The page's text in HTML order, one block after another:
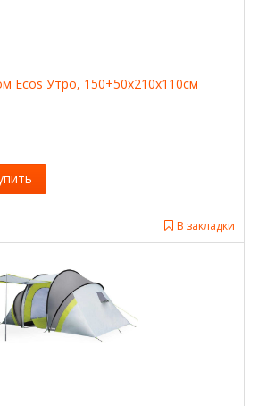
Ecos Утро, 150+50х210х110см
В закладки